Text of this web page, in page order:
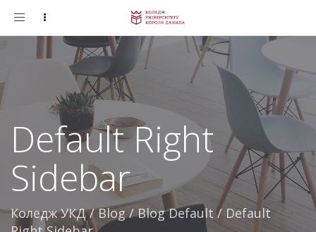
Toggle
Default Right
Sidebar
Коледж УКД/Blog/Blog Default/ Default